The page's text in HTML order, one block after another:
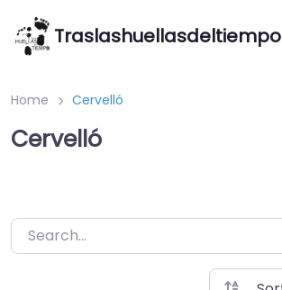
Saltar
contenido
Traslashuellasdeltiempo
Home Cervelló
Cervelló